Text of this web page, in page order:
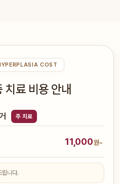
COST
치료 비용 안내
주 치료
11,000원~
립니다.